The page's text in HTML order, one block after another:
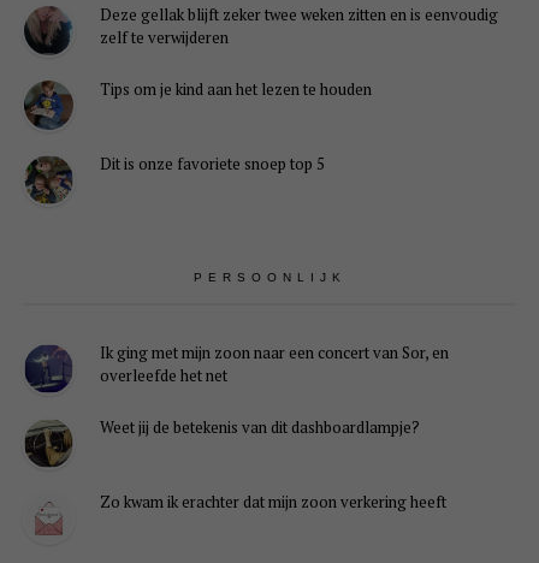
Deze gellak blijft zeker twee weken zitten en is eenvoudig
zelf te verwijderen
Tips om je kind aan het lezen te houden
Dit is onze favoriete snoep top 5
PERSOONLIJK
Ik ging met mijn zoon naar een concert van Sor, en
overleefde het net
Weet jij de betekenis van dit dashboardlampje?
Zo kwam ik erachter dat mijn zoon verkering heeft